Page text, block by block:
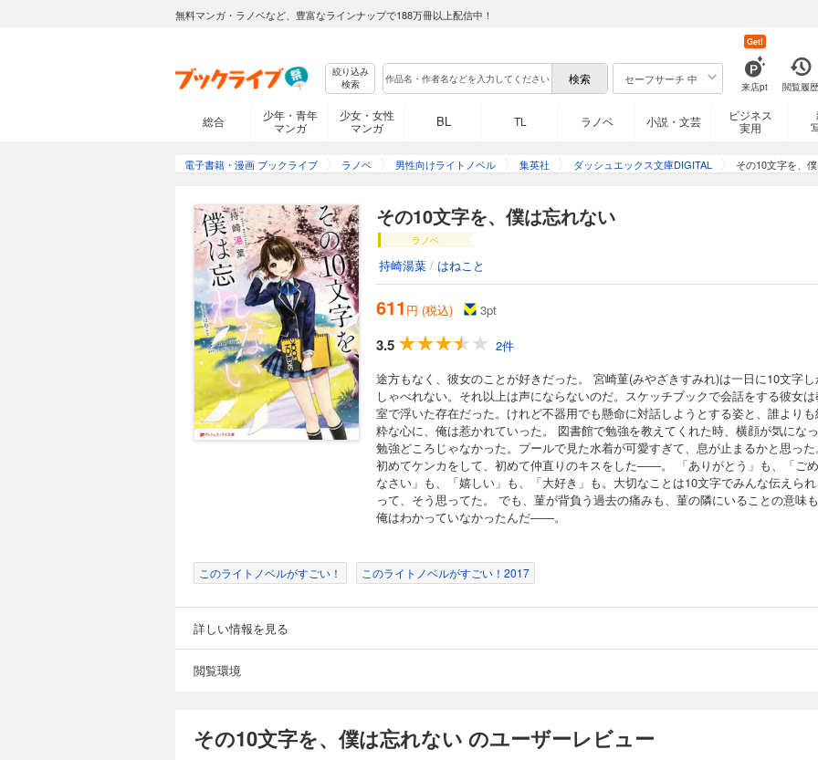
無料マンガ・ラノベなど、豊富なラインナップで188万冊以上配信中！
絞り込み
検索
セーフサーチ 中
来店pt
Get!
閲覧履歴
総合
少年・青年
マンガ
少女・女性
マンガ
BL TL ラノベ 小説・文芸
ビジネス
実用
電子書籍・漫画 ブックライブ ラノベ 男性向けライトノベル 集英社 ダッシュエックス文庫DIGITAL その10文字を、
その10文字を、僕は忘れない
ラノベ
持崎湯葉 / はねこと
611 円 (税込) 3pt
3.5
2件
途方もなく、彼女のことが好きだった。 宮崎菫(みやざきすみれ)は一日に10文字
しゃべれない。それ以上は声にならないのだ。スケッチブックで会話をする彼女
室で浮いた存在だった。けれど不器用でも懸命に対話しようとする姿と、誰より
粋な心に、俺は惹かれていった。 図書館で勉強を教えてくれた時、横顔が気にな
勉強どころじゃなかった。プールで見た水着が可愛すぎて、息が止まるかと思った。
初めてケンカをして、初めて仲直りのキスをした――。 「ありがとう」も、「ご
なさい」も、「嬉しい」も、「大好き」も。大切なことは10文字でみんな伝えら
って、そう思ってた。 でも、菫が背負う過去の痛みも、菫の隣にいることの意味も
俺はわかっていなかったんだ――。
このライトノベルがすごい！ このライトノベルがすごい！2017
詳しい情報を見る
閲覧環境
その10文字を、僕は忘れない のユーザーレビュー